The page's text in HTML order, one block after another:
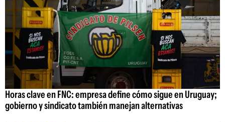
Horas clave en FNC: empresa define cómo sigue en Uruguay;
gobierno y sindicato también manejan alternativas